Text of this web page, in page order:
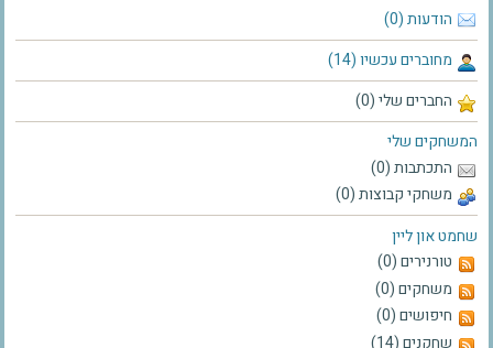
הודעות (0)
מחוברים עכשיו (14)
החברים שלי (0)
המשחקים שלי
התכתבות (0)
משחקי קבוצות (0)
שחמט און ליין
טורנירים (0)
משחקים (0)
חיפושים (0)
שחקנים (14)